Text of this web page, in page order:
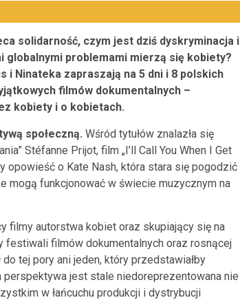
solidarność, czym jest dziś dyskryminacja i
globalnymi problemami mierzą się kobiety?
i Ninateka zapraszają na 5 dni i 8 polskich
filmów dokumentalnych –
kobiety i o kobietach.
społeczną. Wśród tytułów znalazła się
Stéfanne Prijot, film „I’ll Call You When I Get
opowieść o Kate Nash, która stara się pogodzić
mogą funkcjonować w świecie muzycznym na
filmy autorstwa kobiet oraz skupiający się na
festiwali filmów dokumentalnych oraz rosnącej
tej pory ani jeden, który przedstawiałby
jest stale niedoreprezentowana nie
w łańcuchu produkcji i dystrybucji